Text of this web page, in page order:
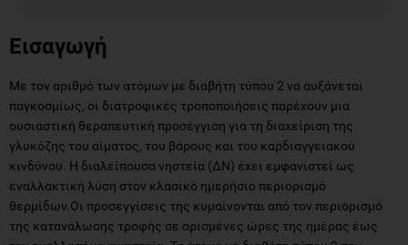
Εισαγωγή
Με τον αριθμό των ατόμων με διαβήτη τύπου 2 να αυξάνεται
παγκοσμίως, οι διατροφικές τροποποιήσεις παρέχουν μια
ουσιαστική θεραπευτική προσέγγιση για τη διαχείριση της
γλυκόζης του αίματος, του βάρους και του καρδιαγγειακού
κινδύνου. Η διαλείπουσα νηστεία (ΔΝ) έχει εμφανιστεί ως
εναλλακτική λύση στον κλασικό ημερήσιο περιορισμό
θερμίδων.Οι προσεγγίσεις της κυμαίνονται από τον περιορισμό
της κατανάλωσης τροφής σε ορισμένες ώρες της ημέρας έως